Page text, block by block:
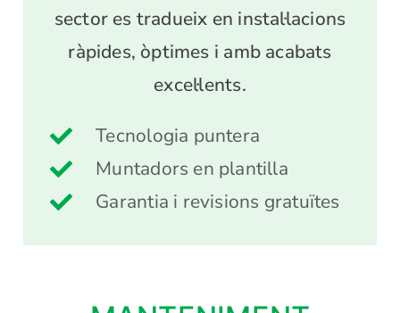
sector es tradueix en instal·lacions
ràpides, òptimes i amb acabats
excel·lents.
Tecnologia puntera
Muntadors en plantilla
Garantia i revisions gratuïtes